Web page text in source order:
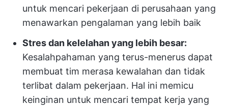
untuk mencari pekerjaan di perusahaan yang
menawarkan pengalaman yang lebih baik
Stres dan kelelahan yang lebih besar:
Kesalahpahaman yang terus-menerus dapat
membuat tim merasa kewalahan dan tidak
terlibat dalam pekerjaan. Hal ini memicu
keinginan untuk mencari tempat kerja yang